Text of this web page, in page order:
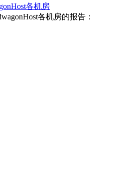
各机房
各机房的报告：